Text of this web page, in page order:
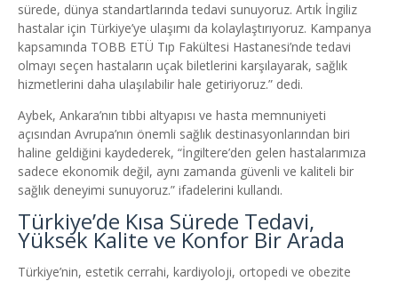
sürede, dünya standartlarında tedavi sunuyoruz. Artık İngiliz
hastalar için Türkiye’ye ulaşımı da kolaylaştırıyoruz. Kampanya
kapsamında TOBB ETÜ Tıp Fakültesi Hastanesi’nde tedavi
olmayı seçen hastaların uçak biletlerini karşılayarak, sağlık
hizmetlerini daha ulaşılabilir hale getiriyoruz.” dedi.
Aybek, Ankara’nın tıbbi altyapısı ve hasta memnuniyeti
açısından Avrupa’nın önemli sağlık destinasyonlarından biri
haline geldiğini kaydederek, “İngiltere’den gelen hastalarımıza
sadece ekonomik değil, aynı zamanda güvenli ve kaliteli bir
sağlık deneyimi sunuyoruz.” ifadelerini kullandı.
Türkiye’de Kısa Sürede Tedavi,
Yüksek Kalite ve Konfor Bir Arada
Türkiye’nin, estetik cerrahi, kardiyoloji, ortopedi ve obezite